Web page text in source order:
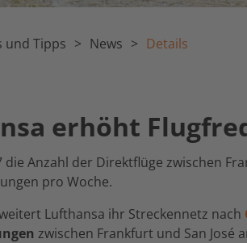
und Tipps News Details
erhöht
Anzahl der Direktflüge zwischen
pro Woche.
Lufthansa ihr Streckennetz nach
zwischen Frankfurt und San José